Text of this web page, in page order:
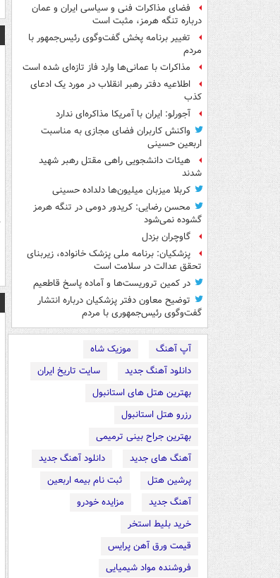
فضای مذاکرات فنی و سیاسی ایران و عمان
درباره تنگه هرمز، مثبت است
تغییر برنامه پخش گفت‌وگوی رئیس‌جمهور با
مردم
مذاکرات با عمانی‌ها وارد فاز تازه‌ای شده است
اطلاعیه دفتر رهبر انقلاب در مورد یک ادعای
کذب
آجورلو: ایران با آمریکا مذاکره‌ای ندارد
واکنش کاربران فضای مجازی به مناسبت
اربعین حسینی
هیئات دانشجویی راهی مقتل رهبر شهید
شدند
کربلا میزبان میلیون‌ها دلداده حسینی
محسن رضایی: کریدور دومی در تنگه هرمز
گشوده نمی‌شود
گاوچران بزدل
پزشکیان: برنامه ملی پزشک خانواده، زیربنای
تحقق عدالت در سلامت است
در کمین تروریست‌ها و آماده پاسخ قاطعیم
توضیح معاون دفتر پزشکیان درباره انتشار
گفت‌وگوی رئیس‌جمهوری با مردم
آپ آهنگ
موزیک شاه
دانلود آهنگ جدید
سایت تاریخ ایران
بهترین هتل های استانبول
رزرو هتل استانبول
بهترین جراح بینی ترمیمی
آهنگ های جدید
دانلود آهنگ جدید
پرشین هتل
ثبت نام بیمه اربعین
آهنگ جدید
مزایده خودرو
خرید بلیط استخر
قیمت ورق آهن پرایس
فروشنده مواد شیمیایی